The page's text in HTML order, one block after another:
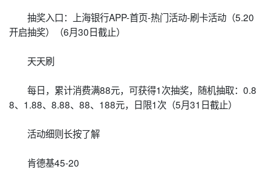
抽奖入口：上海银行APP-首页-热门活动-刷卡活动（5.20
开启抽奖）（6月30日截止）
天天刷
每日，累计消费满88元，可获得1次抽奖，随机抽取：0.8
8、1.88、8.88、88、188元，日限1次（5月31日截止）
活动细则长按了解
肯德基45-20